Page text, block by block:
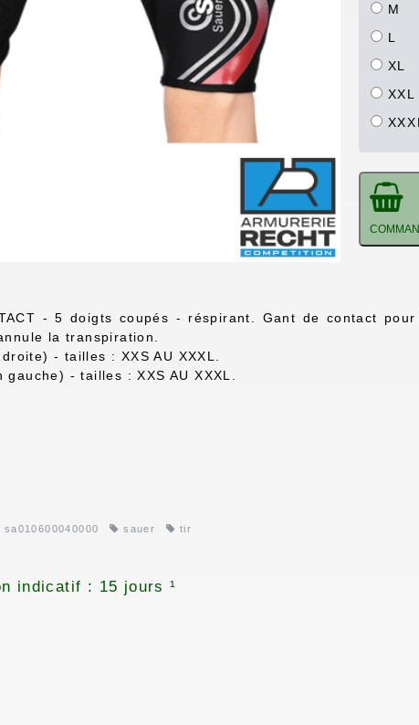
M
L
XL
XXL
XXXL
- 5 doigts coupés - réspirant. Gant de contact
la transpiration.
- tailles : XXS AU XXXL.
- tailles : XXS AU XXXL.
sa010600040000 sauer tir
indicatif : 15 jours ¹